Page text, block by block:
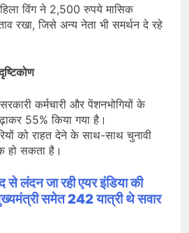
विंग ने 2,500 रुपये मासिक
रखा, जिसे अन्य नेता भी समर्थन दे रहे
कर्मचारी और पेंशनभोगियों के
55% किया गया है।
को राहत देने के साथ-साथ चुनावी
हो सकता है।
से लंदन जा रही एयर इंडिया की
समेत 242 यात्री थे सवार